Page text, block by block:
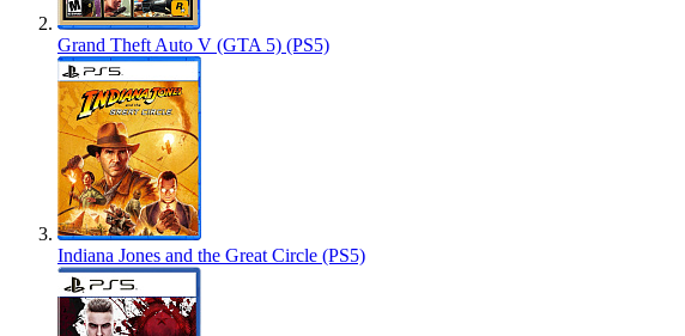
Grand Theft Auto V (GTA 5) (PS5)
Indiana Jones and the Great Circle (PS5)